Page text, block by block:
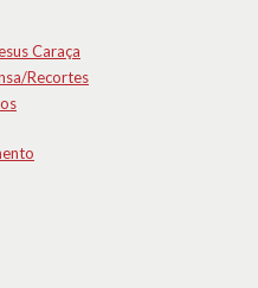
Caraça
Recortes